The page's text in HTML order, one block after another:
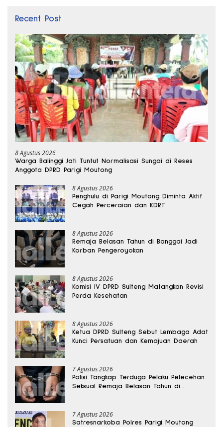
Recent Post
8 Agustus 2026
Warga Balinggi Jati Tuntut Normalisasi Sungai di Reses
Anggota DPRD Parigi Moutong
8 Agustus 2026
Penghulu di Parigi Moutong Diminta Aktif
Cegah Perceraian dan KDRT
8 Agustus 2026
Remaja Belasan Tahun di Banggai Jadi
Korban Pengeroyokan
8 Agustus 2026
Komisi IV DPRD Sulteng Matangkan Revisi
Perda Kesehatan
8 Agustus 2026
Ketua DPRD Sulteng Sebut Lembaga Adat
Kunci Persatuan dan Kemajuan Daerah
7 Agustus 2026
Polisi Tangkap Terduga Pelaku Pelecehan
Seksual Remaja Belasan Tahun di
7 Agustus 2026
Satresnarkoba Polres Parigi Moutong